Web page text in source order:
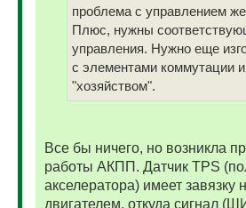
проблема с управлением
Плюс, нужны
управления. Нужно еще
с элементами коммутации
"хозяйством".
Все бы ничего, но возникла
работы АКПП. Датчик ТPS
акселератора) имеет завязку
двигателем, откуда сигнал